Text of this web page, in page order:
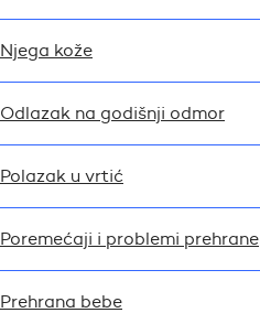
Njega kože
Odlazak na godišnji odmor
Polazak u vrtić
Poremećaji i problemi prehrane
Prehrana bebe